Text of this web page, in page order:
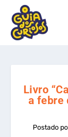
Livro
a febre
Postado